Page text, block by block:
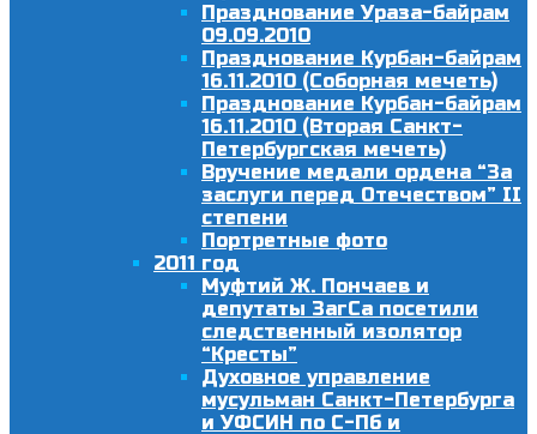
Празднование Ураза-байрам
09.09.2010
Празднование Курбан-байрам
16.11.2010 (Соборная мечеть)
Празднование Курбан-байрам
16.11.2010 (Вторая Санкт-
Петербургская мечеть)
Вручение медали ордена “За
заслуги перед Отечеством” II
степени
Портретные фото
2011 год
Муфтий Ж. Пончаев и
депутаты ЗагСа посетили
следственный изолятор
“Кресты”
Духовное управление
мусульман Санкт-Петербурга
и УФСИН по С-Пб и